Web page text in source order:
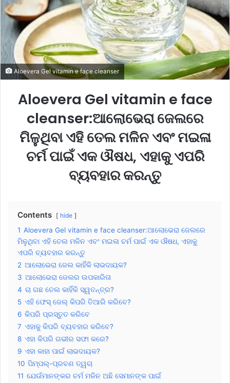
e
m
i
l
Aloevera Gel vitamin e face cleanser
Aloevera Gel vitamin e face
cleanser:ଆଲୋଭେରା ଜେଲରେ
ମିଳୁଥିବା ଏହି ତେଲ ମଳିନ ଏବଂ ମଇଳା
ଚର୍ମ ପାଇଁ ଏକ ଔଷଧ, ଏହାକୁ ଏପରି
ବ୍ୟବହାର କରନ୍ତୁ
Contents hide
1 Aloevera Gel vitamin e face cleanser:ଆଲୋଭେରା ଜେଲରେ
ମିଳୁଥିବା ଏହି ତେଲ ମଳିନ ଏବଂ ମଇଳା ଚର୍ମ ପାଇଁ ଏକ ଔଷଧ, ଏହାକୁ
ଏପରି ବ୍ୟବହାର କରନ୍ତୁ
2 ଆଲୋଭେରା ଜେଲ କାହିଁକି ଲାଭଦାୟକ?
3 ଆଲୋଭେରା ଜେଲର ଉପକାରିତା
4 ଚା ଗଛ ତେଲ କାହିଁକି ସ୍ୱତନ୍ତ୍ର?
5 ଏହି ଫେସ୍ ଜେଲ୍ କିପରି ତିଆରି କରିବେ?
6 କିପରି ପ୍ରସ୍ତୁତ କରିବେ
7 ଏହାକୁ କିପରି ବ୍ୟବହାର କରିବେ?
8 ଏହା କିପରି ଗଭୀର ସଫା କରେ?
9 ଏହା କାହା ପାଇଁ ଲାଭଦାୟକ?
10 ପିମ୍ପଲ୍-ପ୍ରବଣ ତ୍ୱଚା
11 ଯେଉଁମାନଙ୍କର ଚର୍ମ ମଳିନ ଅଛି ସେମାନଙ୍କ ପାଇଁ